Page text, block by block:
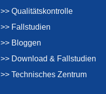
>> Qualitätskontrolle
>> Fallstudien
>> Bloggen
>> Download & Fallstudien
>> Technisches Zentrum